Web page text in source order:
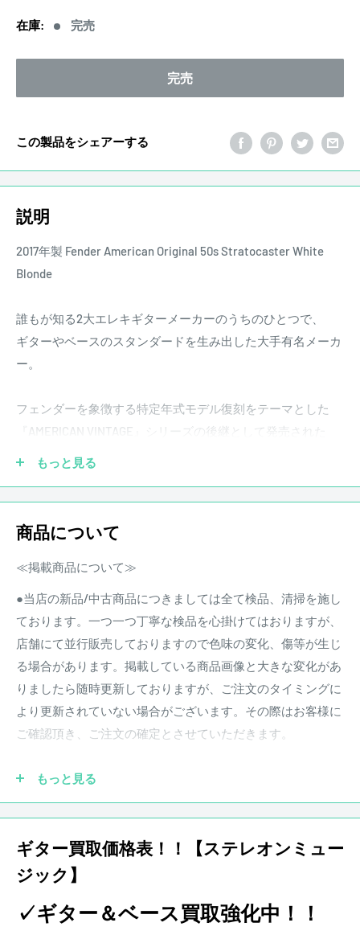
価
格
在庫: 完売
完売
この製品をシェアーする
説明
2017年製 Fender American Original 50s Stratocaster White
Blonde
誰もが知る2大エレキギターメーカーのうちのひとつで、
ギターやベースのスタンダードを生み出した大手有名メーカ
ー。
フェンダーを象徴する特定年式モデル復刻をテーマとした
『AMERICAN VINTAGE』シリーズの後継として発売された
『AMERICAN ORIGINAL』シリーズ。50s/60s/70sというそれ
ている。
本機はそんなAmerican Original Seriesとして50年代ストラト
キャスターをモデルに、モダンなプレイアビリティを追加
Ｖシェイプのネックにはメイプル1Ｐを採用。フラットな9.5
インチ指板ラディアスの指板には演奏性の高いナロー・トー
ルフレットを搭載。
ハードウェア類も抜かりなく、マシンヘッドにはFender刻印
もっと見る
商品について
≪掲載商品について≫
●当店の新品/中古商品につきましては全て検品、清掃を施し
ております。一つ一つ丁寧な検品を心掛けてはおりますが、
店舗にて並行販売しておりますので色味の変化、傷等が生じ
る場合があります。掲載している商品画像と大きな変化があ
りましたら随時更新しておりますが、ご注文のタイミングに
より更新されていない場合がございます。その際はお客様に
ご確認頂き、ご注文の確定とさせていただきます。
干異なる場合がございます。予めご了承ください。
●保証書が付属している商品につきましては購入から1年とな
ります。保証期
間中、正常なご使用状況のもとで発生した故
障につきましては、無料で調整・修理致します。
もっと見る
ギター買取価格表！！【ステレオンミュー
ジック】
✓ギター＆ベース買取強化中！！